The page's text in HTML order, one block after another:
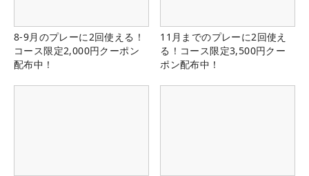
8-9月のプレーに2回使える！
コース限定2,000円クーポン
配布中！
11月までのプレーに2回使え
る！コース限定3,500円クー
ポン配布中！